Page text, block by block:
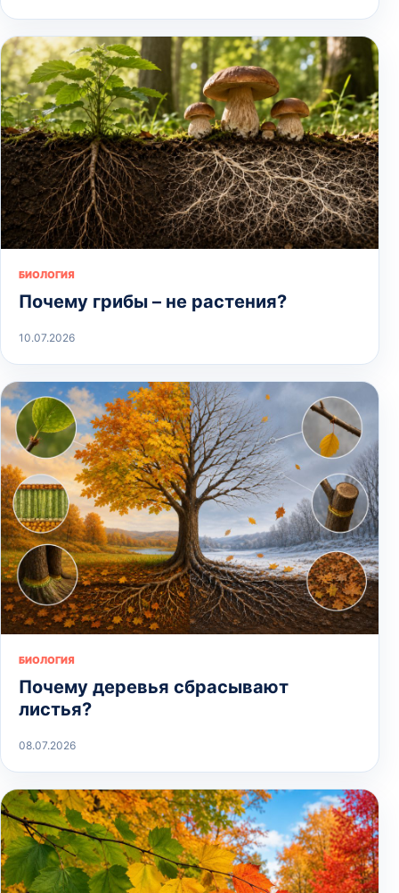
БИОЛОГИЯ
Почему грибы – не растения?
10.07.2026
БИОЛОГИЯ
Почему деревья сбрасывают
листья?
08.07.2026